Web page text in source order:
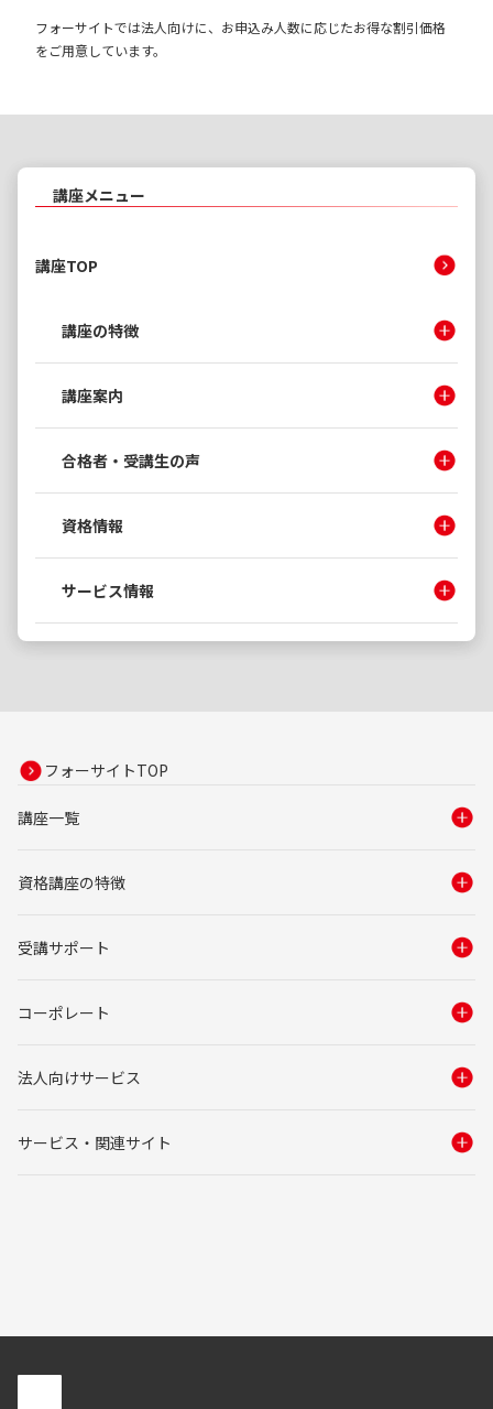
フォーサイトでは法人向けに、お申込み人数に応じたお得な割引価格
をご用意しています。
講座メニュー
講座TOP
講座の特徴
講座案内
合格者・受講生の声
資格情報
サービス情報
フォーサイトTOP
講座一覧
資格講座の特徴
受講サポート
コーポレート
法人向けサービス
サービス・関連サイト